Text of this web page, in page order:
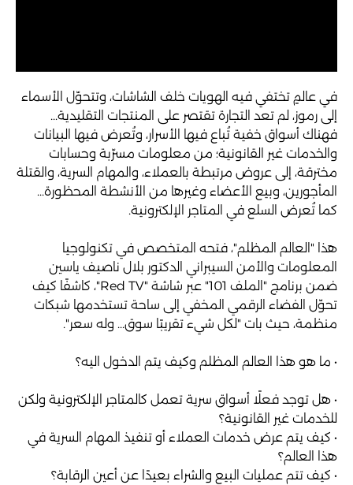
في عالمٍ تختفي فيه الهويات خلف الشاشات، وتتحوّل الأسماء
إلى رموز، لم تعد التجارة تقتصر على المنتجات التقليدية...
فهناك أسواق خفية تُباع فيها الأسرار، وتُعرض فيها البيانات
والخدمات غير القانونية؛ من معلومات مسرّبة وحسابات
مخترقة، إلى عروض مرتبطة بالعملاء، والمهام السرية، والقتلة
المأجورين، وبيع الأعضاء وغيرها من الأنشطة المحظورة...
كما تُعرض السلع في المتاجر الإلكترونية.
هذا "العالم المظلم"، فتحه المتخصص في تكنولوجيا
المعلومات والأمن السيبراني الدكتور بلال ناصيف ياسين
ضمن برنامج "الملف 101" عبر شاشة "Red TV"، كاشفًا كيف
تحوّل الفضاء الرقمي المخفي إلى ساحة تستخدمها شبكات
منظمة، حيث بات "لكل شيء تقريبًا سوق... وله سعر".
• ما هو هذا العالم المظلم وكيف يتم الدخول اليه؟
• هل توجد فعلًا أسواق سرية تعمل كالمتاجر الإلكترونية ولكن
للخدمات غير القانونية؟
• كيف يتم عرض خدمات العملاء أو تنفيذ المهام السرية في
هذا العالم؟
• كيف تتم عمليات البيع والشراء بعيدًا عن أعين الرقابة؟